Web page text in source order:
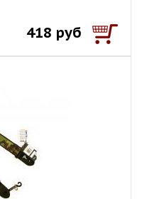
418 руб